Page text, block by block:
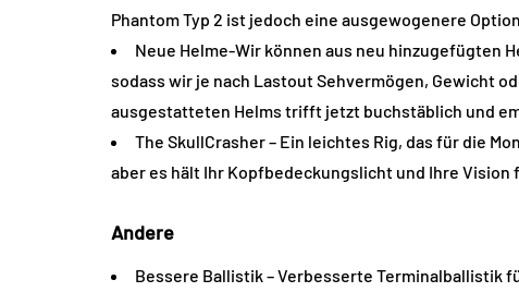
Phantom Typ 2 ist jedoch eine ausgewogenere
Neue Helme-Wir können aus neu hinzugefügten
sodass wir je nach Lastout Sehvermögen, Gewicht
ausgestatteten Helms trifft jetzt buchstäblich und
The SkullCrasher – Ein leichtes Rig, das für die
aber es hält Ihr Kopfbedeckungslicht und Ihre
Andere
Bessere Ballistik – Verbesserte Terminalballistik